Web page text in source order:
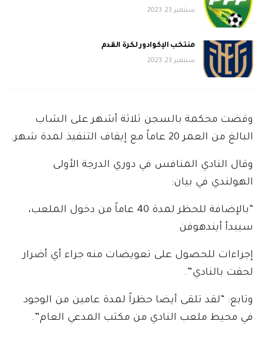
سبتمبر 23, 2023
منتخب الإكوادور لكرة القدم
سبتمبر 23, 2023
وقضت محكمة بالسجن ثلاثة أشهر على الشاب
البالغ من العمر 20 عاماً مع إيقاف التنفيذ لمدة شهر.
وقال النادي المنافس في دوري الدرجة الأولى
الهولندي في بيان:
“بالإضافة للحظر لمدة 40 عاماً من دخول الملعب،
سيبدأ أيندهوفن
إجراءات للحصول على تعويضات منه جراء أي أضرار
لحقت بالنادي”.
وتابع: “لقد تلقى أيضا حظراً لمدة عامين من الوجود
في محيط ملعب النادي من مكتب المدعي العام‭”‬.